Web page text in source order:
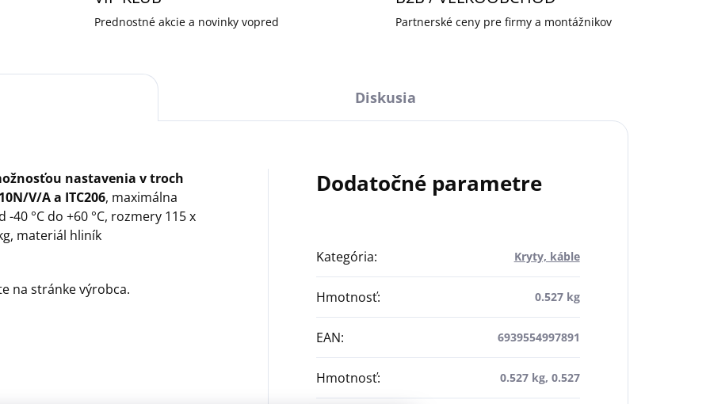
Prednostné akcie a novinky vopred Partnerské ceny pre firmy a montážnikov
Diskusia
nastavenia v troch
V/A a ITC206, maximálna
°C do +60 °C, rozmery 115 x
materiál hliník
na stránke výrobca.
Dodatočné parametre
Kategória: Kryty, káble
Hmotnosť: 0.527 kg
EAN: 6939554997891
Hmotnosť: 0.527 kg, 0.527